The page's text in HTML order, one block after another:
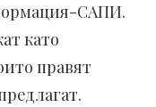
САПИ.
като
правят